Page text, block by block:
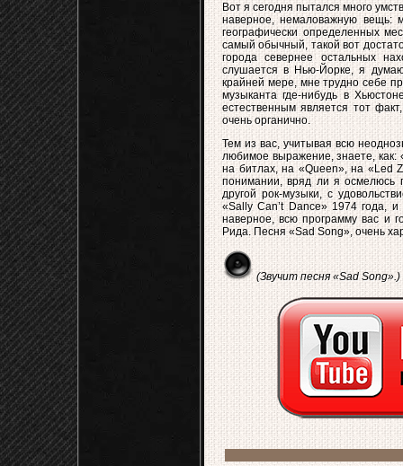
Вот я сегодня пытался много
наверное, немаловажную вещь:
географически определенных
самый обычный, такой вот
города севернее остальных
слушается в Нью-Йорке, я
крайней мере, мне трудно себе
музыканта где-нибудь в
естественным является тот
очень органично.
Тем из вас, учитывая всю
любимое выражение, знаете, как:
на битлах, на «Queen», на «Led
понимании, вряд ли я осмелюсь
другой рок-музыки, с
«Sally Can’t Dance» 1974 года,
наверное, всю программу вас и
Рида. Песня «Sad Song», очень
(Звучит песня «Sad Song».)